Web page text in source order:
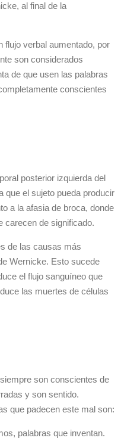
al final de la
flujo verbal aumentado, por
son considerados
de que usen las palabras
conscientes
posterior izquierda del
que el sujeto pueda producir
a la afasia de broca, donde
carecen de significado.
de las causas más
Wernicke. Esto sucede
el flujo sanguíneo que
las muertes de células
son conscientes de
y son sentido.
que padecen este mal son:
palabras que inventan.